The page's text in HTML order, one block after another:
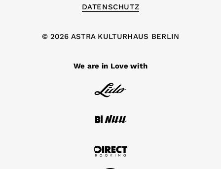
DATENSCHUTZ
© 2026 ASTRA KULTURHAUS BERLIN
We are in Love with